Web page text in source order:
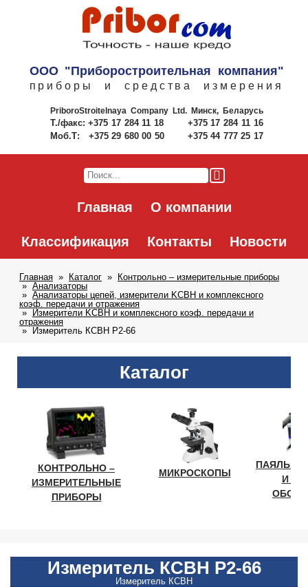
ООО "Приборостроительная компания"
приборы и средства измерения
PriboroStroitelnaya Company Ltd.Минск, Беларусь
Т./факс: +375 17 284 11 18
+375 17 284 11 16
Моб.Т:
+375 29 680 00 50 +375 44 777 25 17
Главная О компании
Классификация Контакты Новости
Главная Каталог
Контрольно – измерительные приборы
Анализаторы
Анализаторы цепей, измерители KCBH и комплексного
коэф. передачи и отражения
Измерители KCBH и комплексного коэф. передачи и
отражения
Измеритель КСВН Р2-66
Каталог
КОНТРОЛЬНО –
ИЗМЕРИТЕЛЬНЫЕ
ПРИБОРЫ
МИКРОСКОПЫ
И
Измеритель КСВН Р2-66
Измеритель КСВН